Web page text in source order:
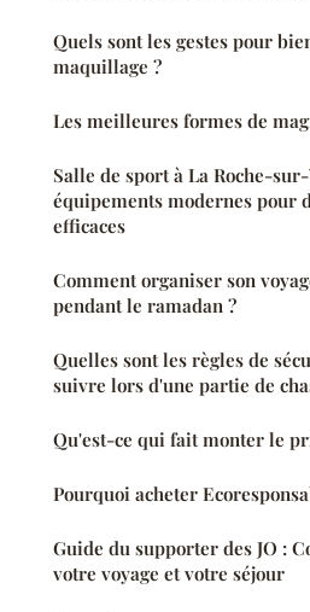
Quels sont les gestes pour
maquillage ?
Les meilleures formes de
Salle de sport à La Roche-
équipements modernes pour
efficaces
Comment organiser son
pendant le ramadan ?
Quelles sont les règles de
suivre lors d'une partie de
Qu'est-ce qui fait monter le
Pourquoi acheter
Guide du supporter des JO :
votre voyage et votre séjour